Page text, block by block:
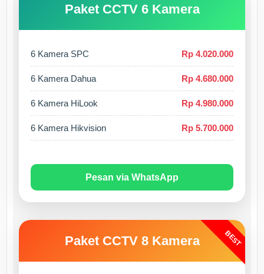
Paket CCTV 6 Kamera
6 Kamera SPC Rp 4.020.000
6 Kamera Dahua Rp 4.680.000
6 Kamera HiLook Rp 4.980.000
6 Kamera Hikvision Rp 5.700.000
Pesan via WhatsApp
BEST
Paket CCTV 8 Kamera